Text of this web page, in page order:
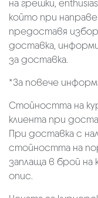
на грешки,
който при
предоставя
доставка,
за доставка.
*За повече
Стойността на
клиента при
При доставка с
стойността на
заплаща в брой
опис.